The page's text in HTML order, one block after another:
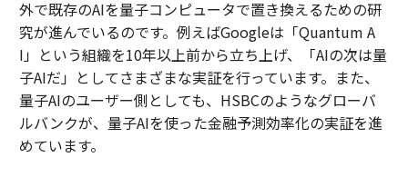
外で既存のAIを量子コンピュータで置き換えるための研
究が進んでいるのです。例えばGoogleは「Quantum A
I」という組織を10年以上前から立ち上げ、「AIの次は量
子AIだ」としてさまざまな実証を行っています。また、
量子AIのユーザー側としても、HSBCのようなグローバ
ルバンクが、量子AIを使った金融予測効率化の実証を進
めています。